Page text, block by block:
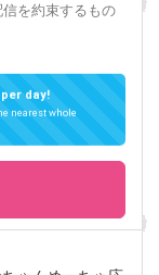
を約束するもの
day!
nearest whole